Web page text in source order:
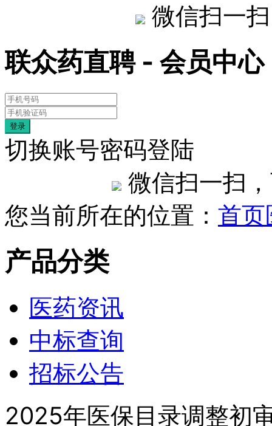
微信扫一
联众药直聘 - 会员中心
登录
切换账号密码登陆
微信扫一扫
您当前所在的位置： 首页
产品分类
医药资讯
中标查询
招标公告
2025年医保目录调整初